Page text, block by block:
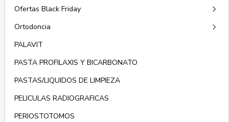
Ofertas Black Friday
keyboard_arrow_right
Ortodoncia keyboard_arrow_right
PALAVIT
PASTA PROFILAXIS Y BICARBONATO
PASTAS/LIQUIDOS DE LIMPIEZA
PELICULAS RADIOGRAFICAS
PERIOSTOTOMOS